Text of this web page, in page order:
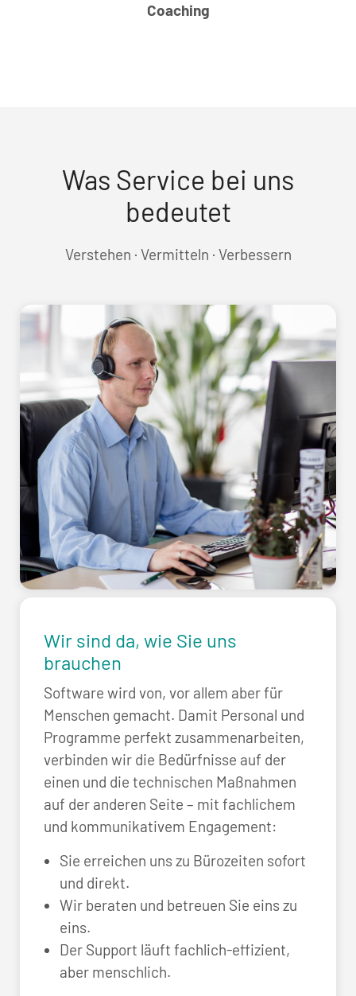
Coaching
Was Service bei uns
bedeutet
Verstehen · Vermitteln · Verbessern
Wir sind da, wie Sie uns
brauchen
Software wird von, vor allem aber für
Menschen gemacht. Damit Personal und
Programme perfekt zusammenarbeiten,
verbinden wir die Bedürfnisse auf der
einen und die technischen Maßnahmen
auf der anderen Seite – mit fachlichem
und kommunikativem Engagement:
Sie erreichen uns zu Bürozeiten sofort
und direkt.
Wir beraten und betreuen Sie eins zu
eins.
Der Support läuft fachlich-effizient,
aber menschlich.